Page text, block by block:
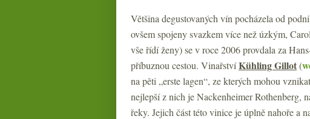
Většina degustovaných vín pocházela od
ovšem spojeny svazkem více než úzkým,
vše řídí ženy) se v roce 2006 provdala za
příbuznou cestou. VinařstvíKühling Gillot(
na pěti „erste lagen“, ze kterých mohou
nejlepší z nich je Nackenheimer Rothenberg,
řeky. Jejich část této vinice je úplně nahoře a